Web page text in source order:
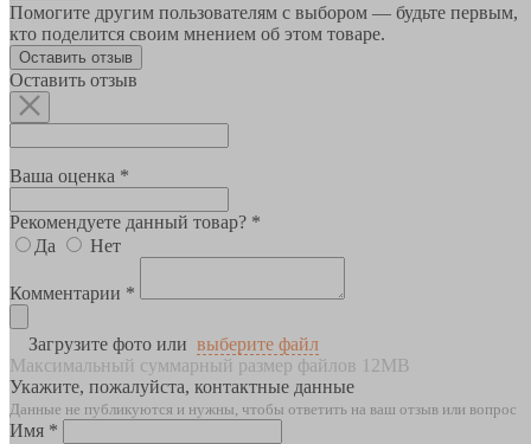
Помогите другим пользователям с выбором — будьте первым,
кто поделится своим мнением об этом товаре.
Оставить отзыв
Оставить отзыв
Ваша оценка *
Рекомендуете данный товар? *
Да
Нет
Комментарии *
Загрузите фото или выберите файл
Максимальный суммарный размер файлов 12MB
Укажите, пожалуйста, контактные данные
Данные не публикуются и нужны, чтобы ответить на ваш отзыв или вопрос
Имя *